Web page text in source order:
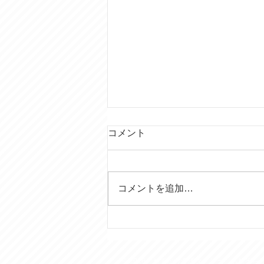
コメント
コメントを追加…